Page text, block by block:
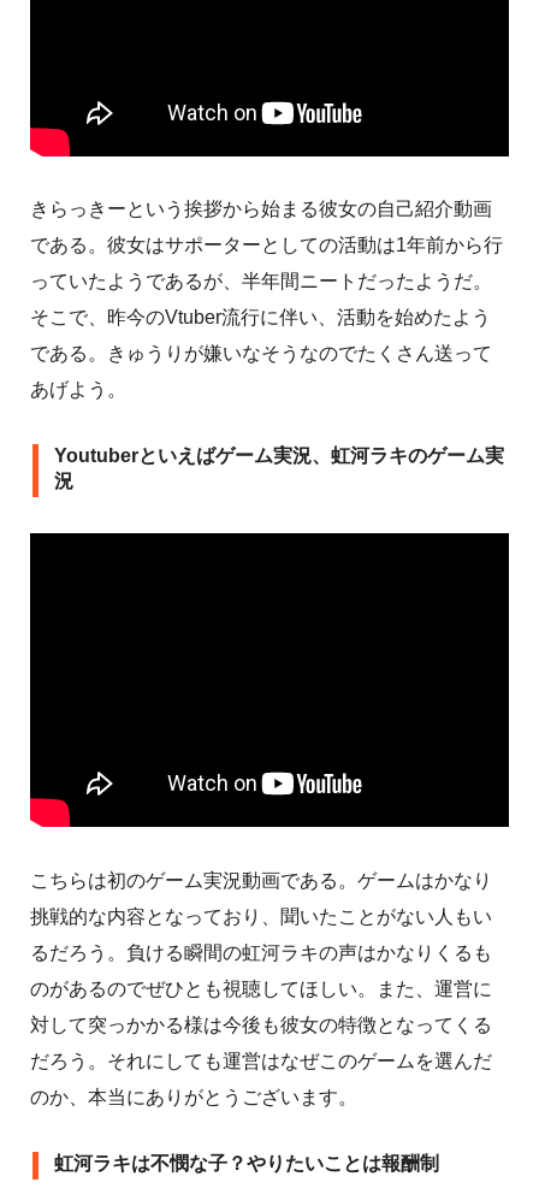
きらっきーという挨拶から始まる彼女の自己紹介動画
である。彼女はサポーターとしての活動は1年前から行
っていたようであるが、半年間ニートだったようだ。
そこで、昨今のVtuber流行に伴い、活動を始めたよう
である。きゅうりが嫌いなそうなのでたくさん送って
あげよう。
Youtuberといえばゲーム実況、虹河ラキのゲーム実
況
こちらは初のゲーム実況動画である。ゲームはかなり
挑戦的な内容となっており、聞いたことがない人もい
るだろう。負ける瞬間の虹河ラキの声はかなりくるも
のがあるのでぜひとも視聴してほしい。また、運営に
対して突っかかる様は今後も彼女の特徴となってくる
だろう。それにしても運営はなぜこのゲームを選んだ
のか、本当にありがとうございます。
虹河ラキは不憫な子？やりたいことは報酬制